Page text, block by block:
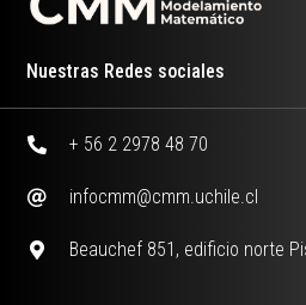
Nuestras Redes sociales
+ 56 2 2978 48 70
infocmm@cmm.uchile.cl
Beauchef 851, edificio norte